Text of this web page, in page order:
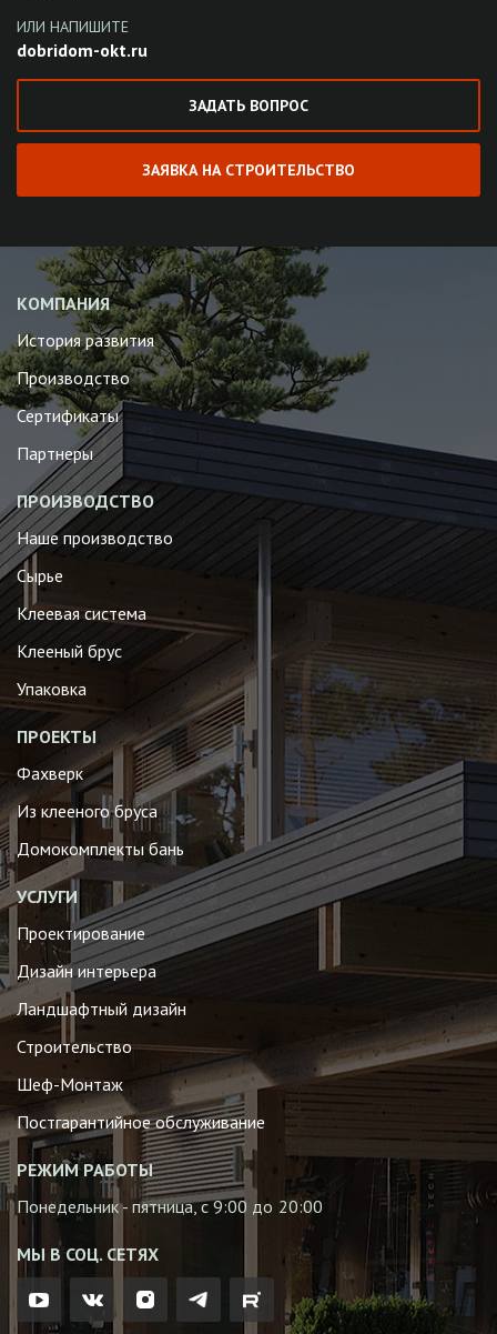
ИЛИ НАПИШИТЕ
dobridom-okt.ru
ЗАДАТЬ ВОПРОС
ЗАЯВКА НА СТРОИТЕЛЬСТВО
КОМПАНИЯ
История развития
Производство
Сертификаты
Партнеры
ПРОИЗВОДСТВО
Наше производство
Сырье
Клеевая система
Клееный брус
Упаковка
ПРОЕКТЫ
Фахверк
Из клееного бруса
Домокомплекты бань
УСЛУГИ
Проектирование
Дизайн интерьера
Ландшафтный дизайн
Строительство
Шеф-Монтаж
Постгарантийное обслуживание
РЕЖИМ РАБОТЫ
Понедельник - пятница, с 9:00 до 20:00
МЫ В СОЦ. СЕТЯХ